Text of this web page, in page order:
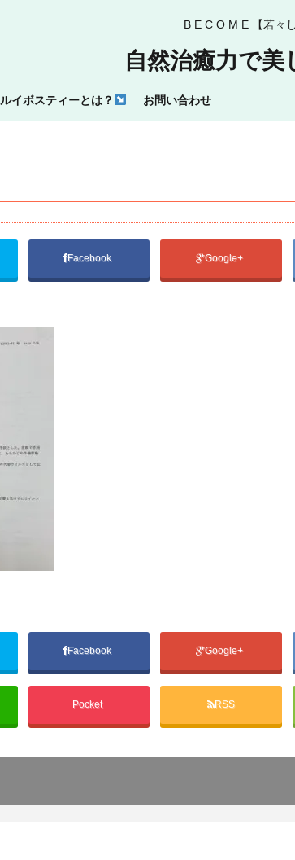
B E C O M E 【若々
自然治癒力で美
ルイボスティーとは？ お問い合わせ
Facebook Google+
Facebook Google+
Pocket RSS